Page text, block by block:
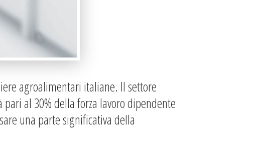
agroalimentari italiane. Il settore
al 30% della forza lavoro dipendente
una parte significativa della